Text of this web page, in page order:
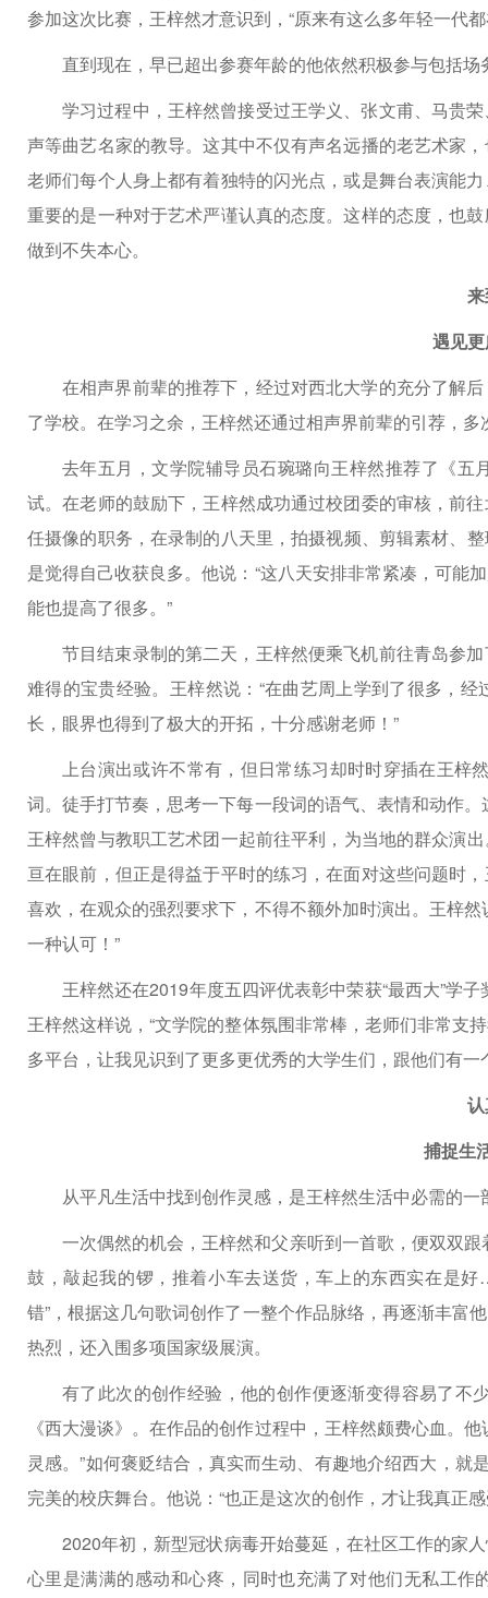
参加这次比赛，王梓然才意识到，“原来有这么多年轻一代
直到现在，早已超出参赛年龄的他依然积极参与包括
学习过程中，王梓然曾接受过王学义、张文甫、马贵
声等曲艺名家的教导。这其中不仅有声名远播的老艺术家
老师们每个人身上都有着独特的闪光点，或是舞台表演能
重要的是一种对于艺术严谨认真的态度。这样的态度，也
做到不失本心。
遇见
在相声界前辈的推荐下，经过对西北大学的充分了解
了学校。在学习之余，王梓然还通过相声界前辈的引荐，
去年五月，文学院辅导员石琬璐向王梓然推荐了《
试。在老师的鼓励下，王梓然成功通过校团委的审核，前
任摄像的职务，在录制的八天里，拍摄视频、剪辑素材
是觉得自己收获良多。他说：“这八天安排非常紧凑，可能
能也提高了很多。”
节目结束录制的第二天，王梓然便乘飞机前往青岛参
难得的宝贵经验。王梓然说：“在曲艺周上学到了很多，
长，眼界也得到了极大的开拓，十分感谢老师！”
上台演出或许不常有，但日常练习却时时穿插在王梓
词。徒手打节奏，思考一下每一段词的语气、表情和动作
王梓然曾与教职工艺术团一起前往平利，为当地的群众
亘在眼前，但正是得益于平时的练习，在面对这些问题时
喜欢，在观众的强烈要求下，不得不额外加时演出。王梓
一种认可！”
王梓然还在2019年度五四评优表彰中荣获“最西大”学
王梓然这样说，“文学院的整体氛围非常棒，老师们非常支
多平台，让我见识到了更多更优秀的大学生们，跟他们有一
捕捉生
从平凡生活中找到创作灵感，是王梓然生活中必需的
一次偶然的机会，王梓然和父亲听到一首歌，便双双
鼓，敲起我的锣，推着小车去送货，车上的东西实在是
错”，根据这几句歌词创作了一整个作品脉络，再逐渐丰富
热烈，还入围多项国家级展演。
有了此次的创作经验，他的创作便逐渐变得容易了不
《西大漫谈》。在作品的创作过程中，王梓然颇费心血。
灵感。”如何褒贬结合，真实而生动、有趣地介绍西大，就
完美的校庆舞台。他说：“也正是这次的创作，才让我真正
2020年初，新型冠状病毒开始蔓延，在社区工作的家
心里是满满的感动和心疼，同时也充满了对他们无私工